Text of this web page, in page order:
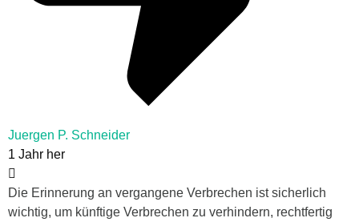
Juergen P. Schneider
1 Jahr her
Die Erinnerung an vergangene Verbrechen ist sicherlich
wichtig, um künftige Verbrechen zu verhindern, rechtfertig